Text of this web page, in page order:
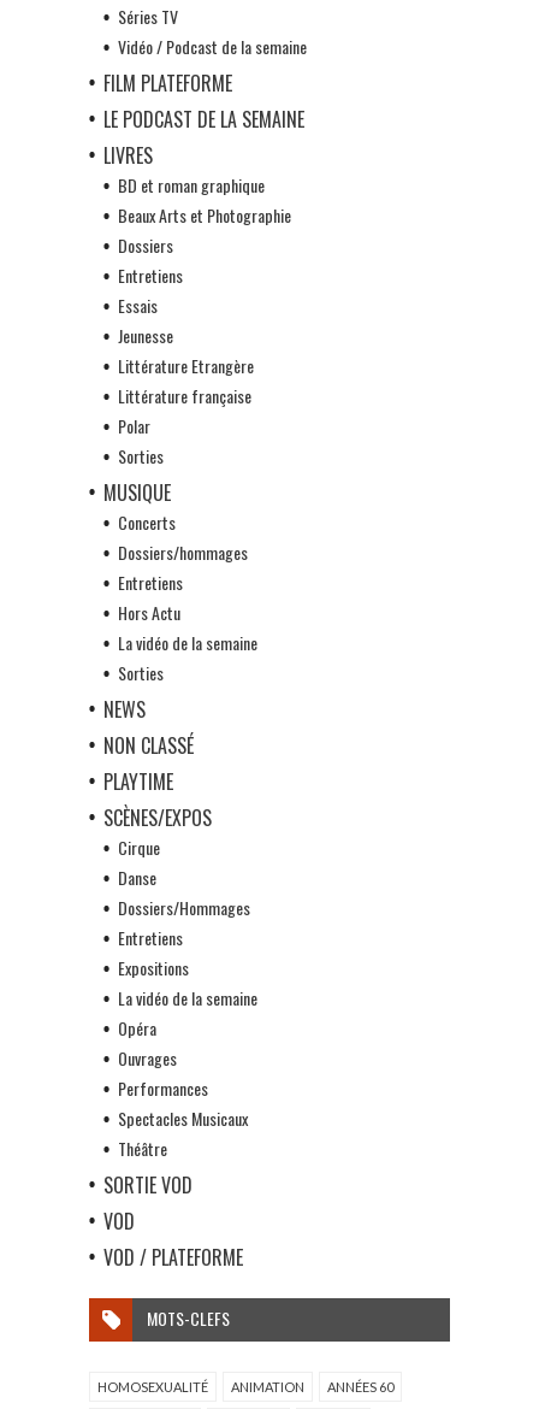
Séries TV
Vidéo / Podcast de la semaine
FILM PLATEFORME
LE PODCAST DE LA SEMAINE
LIVRES
BD et roman graphique
Beaux Arts et Photographie
Dossiers
Entretiens
Essais
Jeunesse
Littérature Etrangère
Littérature française
Polar
Sorties
MUSIQUE
Concerts
Dossiers/hommages
Entretiens
Hors Actu
La vidéo de la semaine
Sorties
NEWS
NON CLASSÉ
PLAYTIME
SCÈNES/EXPOS
Cirque
Danse
Dossiers/Hommages
Entretiens
Expositions
La vidéo de la semaine
Opéra
Ouvrages
Performances
Spectacles Musicaux
Théâtre
SORTIE VOD
VOD
VOD / PLATEFORME
MOTS-CLEFS
HOMOSEXUALITÉ ANIMATION ANNÉES 60